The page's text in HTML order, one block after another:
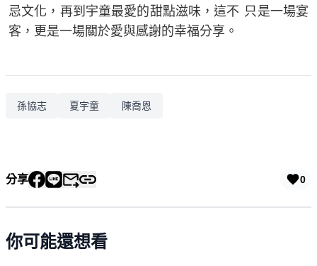
忌文化，再到宇童最愛的甜點滋味，這不 只是一場宴
客，更是一場關於愛與感謝的幸福分享。
孫協志 夏宇童 陳喬恩
分享 0
你可能還想看